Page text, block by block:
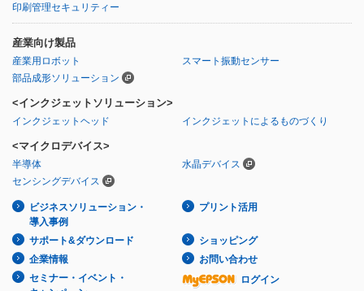
印刷管理セキュリティー
産業向け製品
産業用ロボット
スマート振動センサー
部品成形ソリューション
<インクジェットソリューション>
インクジェットヘッド インクジェットによるものづくり
<マイクロデバイス>
半導体
水晶デバイス
センシングデバイス
ビジネスソリューション・
導入事例
プリント活用
サポート&ダウンロード
ショッピング
企業情報
お問い合わせ
セミナー・イベント・
ログイン